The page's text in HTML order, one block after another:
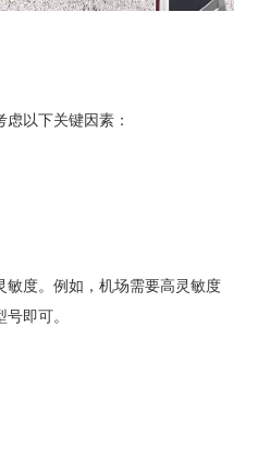
以下关键因素：
度。例如，机场需要高灵敏度
即可。